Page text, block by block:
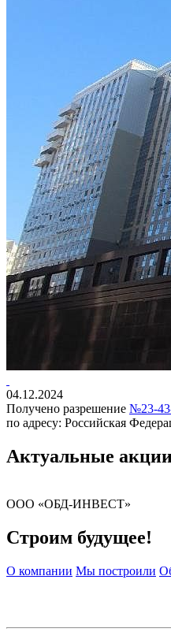
04.12.2024
Получено разрешение №23-
по адресу: Российская
Актуальные
ООО «ОБД-ИНВЕСТ»
Строим будущее!
О компании Мы построили